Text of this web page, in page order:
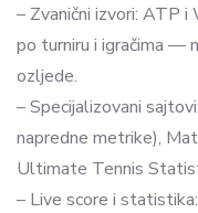
– Zvanični izvori: ATP
po turniru i igračima —
ozljede.
– Specijalizovani
napredne metrike),
Ultimate Tennis
– Live score i